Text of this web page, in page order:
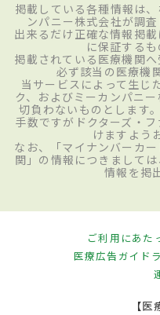
掲載している各種情報は
ンパニー株式会社が調
出来るだけ正確な情報掲
に保証するも
掲載されている医療機関
必ず該当の医療機
当サービスによって生じ
ク、およびミーカンパニ
切負わないものとします
手数ですがドクターズ・
けますよう
なお、「マイナンバーカ
関」の情報につきまして
情報を掲
ご利用にあた
医療広告ガイド
【医